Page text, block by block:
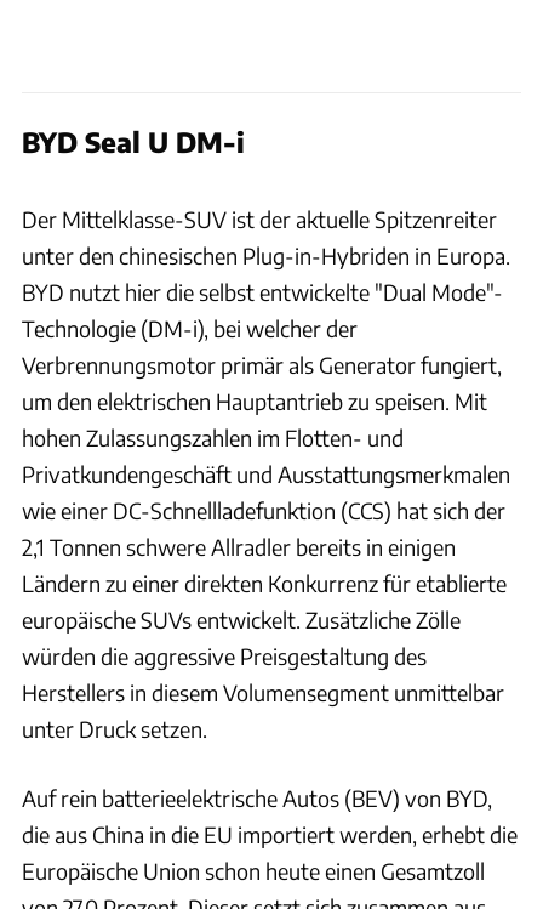
BYD Seal U DM-i
Der Mittelklasse-SUV ist der aktuelle Spitzenreiter
unter den chinesischen Plug-in-Hybriden in Europa.
BYD nutzt hier die selbst entwickelte "Dual Mode"-
Technologie (DM-i), bei welcher der
Verbrennungsmotor primär als Generator fungiert,
um den elektrischen Hauptantrieb zu speisen. Mit
hohen Zulassungszahlen im Flotten- und
Privatkundengeschäft und Ausstattungsmerkmalen
wie einer DC-Schnellladefunktion (CCS) hat sich der
2,1 Tonnen schwere Allradler bereits in einigen
Ländern zu einer direkten Konkurrenz für etablierte
europäische SUVs entwickelt. Zusätzliche Zölle
würden die aggressive Preisgestaltung des
Herstellers in diesem Volumensegment unmittelbar
unter Druck setzen.
Auf rein batterieelektrische Autos (BEV) von BYD,
die aus China in die EU importiert werden, erhebt die
Europäische Union schon heute einen Gesamtzoll